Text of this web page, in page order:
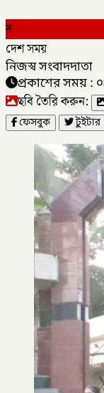
দ
দেশ সময়
নিজস্ব সংবাদদাতা
প্রকাশের সময় :
ছবি তৈরি করুন:
ফেসবুক
টুইটার